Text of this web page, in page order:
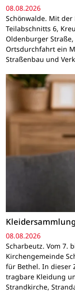
08.08.2026
Schönwalde. Mit
Teilabschnitts 6,
Oldenburger
Ortsdurchfahrt ein
Straßenbau und
Kleidersammlung
08.08.2026
Scharbeutz. Vom 7.
Kirchengemeinde
für Bethel. In dieser
tragbare Kleidung
Strandkirche,